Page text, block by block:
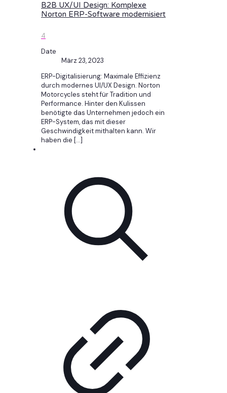
B2B UX/UI Design: Komplexe
Norton ERP-Software modernisiert
4
Date
März 23, 2023
ERP-Digitalisierung: Maximale Effizienz
durch modernes UI/UX Design. Norton
Motorcycles steht für Tradition und
Performance. Hinter den Kulissen
benötigte das Unternehmen jedoch ein
ERP-System, das mit dieser
Geschwindigkeit mithalten kann. Wir
haben die […]